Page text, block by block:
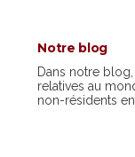
Notre blog
Dans notre
relatives au
non-résidents en